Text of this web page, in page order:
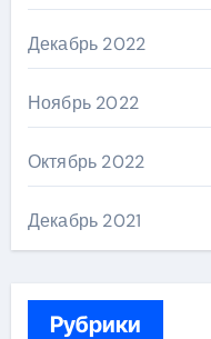
Декабрь 2022
Ноябрь 2022
Октябрь 2022
Декабрь 2021
Рубрики